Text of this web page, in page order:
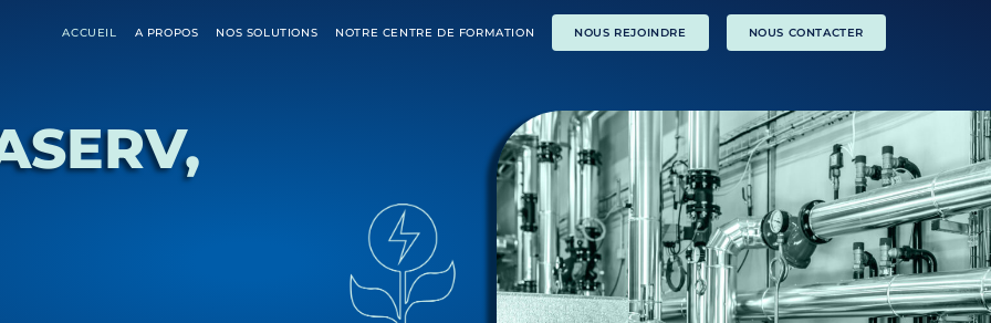
ACCUEIL A PROPOS NOS SOLUTIONS NOTRE CENTRE DE FORMATION NOUS REJOINDRE NOUS CONTACTER